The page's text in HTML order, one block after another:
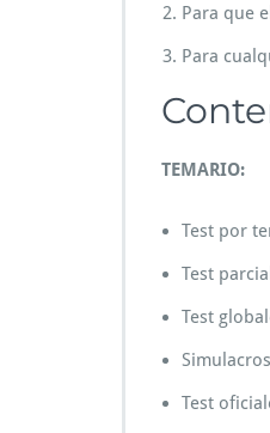
Para que
Para
TEMARIO:‬
‪Test por
Test
Test
Test